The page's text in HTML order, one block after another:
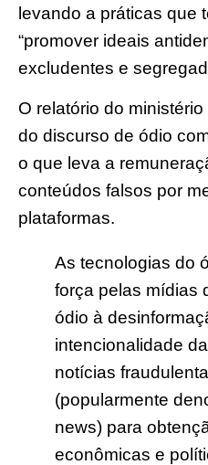
levando a práticas que
“promover ideais
excludentes e
O relatório do
do discurso de ódio
o que leva a
conteúdos falsos por
plataformas.
As tecnologias do
força pelas mídias
ódio à
intencionalidade
notícias
(popularmente
news) para
econômicas e